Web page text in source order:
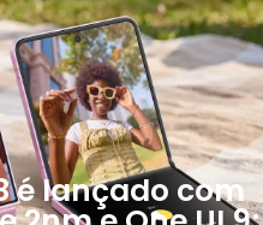
é lançado com